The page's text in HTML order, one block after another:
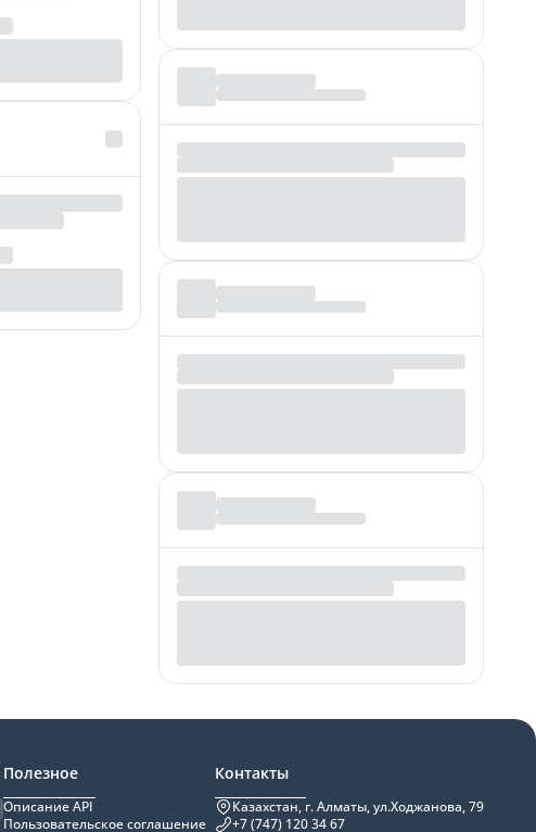
Полезное
Описание API
Пользовательское соглашение
Контакты
Казахстан, г. Алматы, ул.Ходжанова, 79
+7 (747) 120 34 67